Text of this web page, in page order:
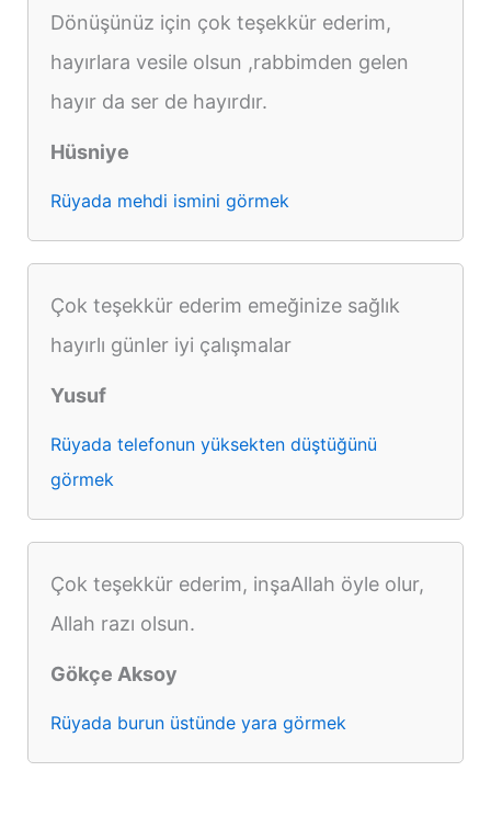
Dönüşünüz için çok teşekkür ederim,
hayırlara vesile olsun ,rabbimden gelen
hayır da ser de hayırdır.
Hüsniye
Rüyada mehdi ismini görmek
Çok teşekkür ederim emeğinize sağlık
hayırlı günler iyi çalışmalar
Yusuf
Rüyada telefonun yüksekten düştüğünü
görmek
Çok teşekkür ederim, inşaAllah öyle olur,
Allah razı olsun.
Gökçe Aksoy
Rüyada burun üstünde yara görmek